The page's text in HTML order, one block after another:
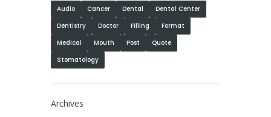
Audio Cancer Dental Dental Center
Dentistry Doctor Filling Format
Medical Mouth Post Quote
Stomatology
Archives